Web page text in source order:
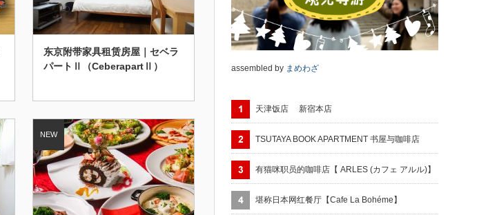
东京附带家具租赁房屋｜セベラ
パートⅡ（CeberapartⅡ）
assembled by まめわざ
天津饭店 新宿本店
TSUTAYA BOOK APARTMENT 书屋与咖啡店
有猫咪职员的咖啡店【 ARLES (カフェ アルル)】
堪称日本网红餐厅【Cafe La Bohéme】